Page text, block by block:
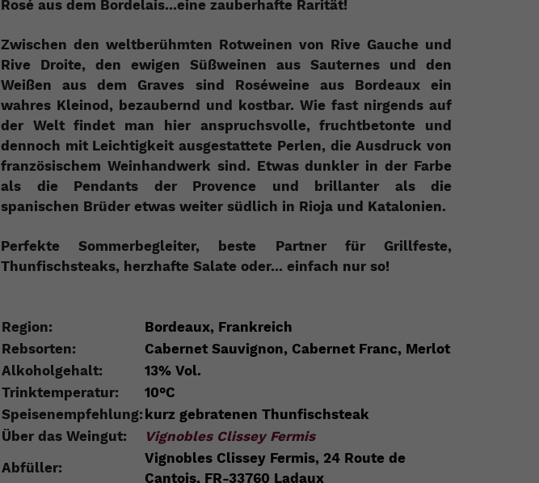
Rosé aus dem Bordelais...eine zauberhafte Rarität!
Zwischen den weltberühmten Rotweinen von Rive Gauche und
Rive Droite, den ewigen Süßweinen aus Sauternes und den
Weißen aus dem Graves sind Roséweine aus Bordeaux ein
wahres Kleinod, bezaubernd und kostbar. Wie fast nirgends auf
der Welt findet man hier anspruchsvolle, fruchtbetonte und
dennoch mit Leichtigkeit ausgestattete Perlen, die Ausdruck von
französischem Weinhandwerk sind. Etwas dunkler in der Farbe
als die Pendants der Provence und brillanter als die
spanischen Brüder etwas weiter südlich in Rioja und Katalonien.
Perfekte Sommerbegleiter, beste Partner für Grillfeste,
Thunfischsteaks, herzhafte Salate oder... einfach nur so!
Region:
Bordeaux, Frankreich
Rebsorten:
Cabernet Sauvignon, Cabernet Franc, Merlot
Alkoholgehalt:
13% Vol.
Trinktemperatur:
10°C
Speisenempfehlung: kurz gebratenen Thunfischsteak
Über das Weingut:
Vignobles Clissey Fermis
Abfüller:
Vignobles Clissey Fermis, 24 Route de
Cantois, FR-33760 Ladaux